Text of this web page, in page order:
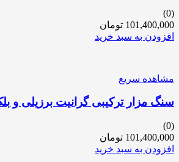
(0)
101,400,000 تومان
افزودن به سبد خرید
مشاهده سریع
سنگ مزار ترکیبی گرانیت برزیلی و بلک
(0)
101,400,000 تومان
افزودن به سبد خرید